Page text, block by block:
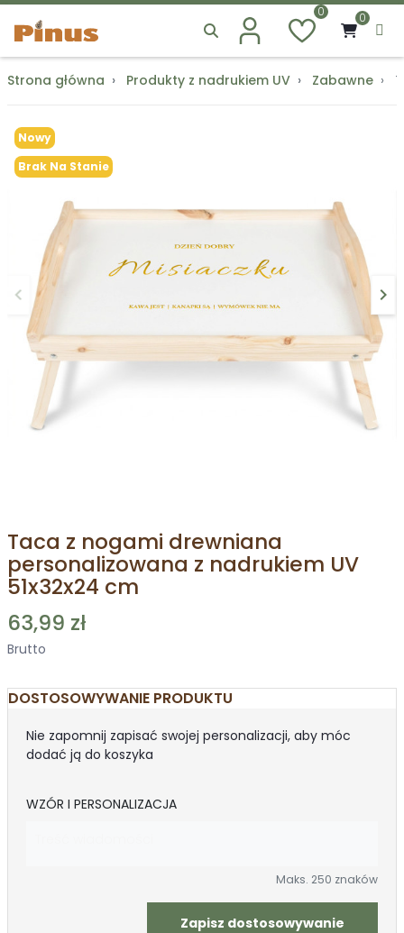
0 0
Strona główna Produkty z nadrukiem UV Zabawne
Nowy
Brak Na Stanie
Poprzedni
keyboard_arrow_left keyboard_arrow_right
Taca z nogami drewniana
personalizowana z nadrukiem UV
51x32x24 cm
63,99 zł
Brutto
DOSTOSOWYWANIE PRODUKTU
Nie zapomnij zapisać swojej personalizacji, aby móc
dodać ją do koszyka
WZÓR I PERSONALIZACJA
Maks. 250 znaków
Zapisz dostosowywanie